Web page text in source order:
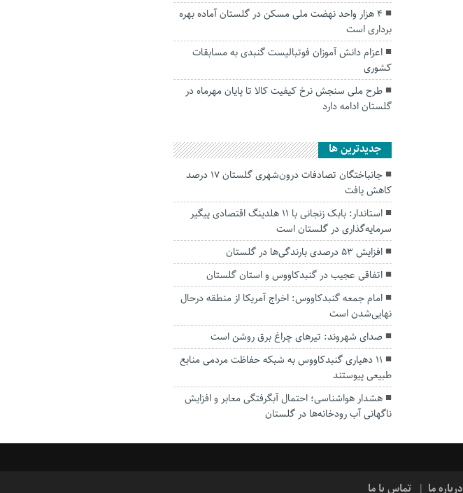
۴ هزار واحد نهضت ملی مسکن در گلستان آماده بهره
برداری است
اعزام دانش آموزان فوتبالیست گنبدی به مسابقات
کشوری
طرح ملی سنجش نرخ کیفیت کالا تا پایان مهرماه در
گلستان ادامه دارد
جديدترين ها
جانباختگان تصادفات درون‌شهری گلستان ۱۷ درصد
کاهش یافت
استاندار: بابک زنجانی با ۱۱ هلدینگ اقتصادی پیگیر
سرمایه‌گذاری در گلستان است
افزایش ۵۳ درصدی بارندگی‌ها در گلستان
اتفاقی عجیب در‌ گنبدکاووس و استان گلستان
امام جمعه گنبدکاووس: اخراج آمریکا از منطقه درحال
نهایی‌شدن است
صدای شهروند: تیرهای چراغ برق روشن است
۱۱ دهیاری گنبدکاووس به شبکه حفاظت مردمی منابع
طبیعی پیوستند
هشدار هواشناسی؛ احتمال آبگرفتگی معابر و افزایش
ناگهانی آب رودخانه‌ها در گلستان
درباره ما تماس با ما